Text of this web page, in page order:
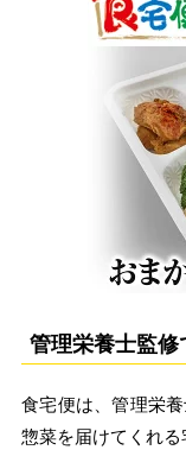
管理栄養士監修
食宅便は、管理栄
惣菜を届けてくれる